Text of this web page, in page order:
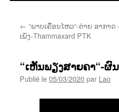
← “ພາບເຄື່ອນໄຫວ“-ຕ່າຍ ອາກາດ
ເພັງ-Thammaxard PTK
“ເຫັນພຽງສາຍຄາ“-ຜົ
Publié le05/03/2020par Lao